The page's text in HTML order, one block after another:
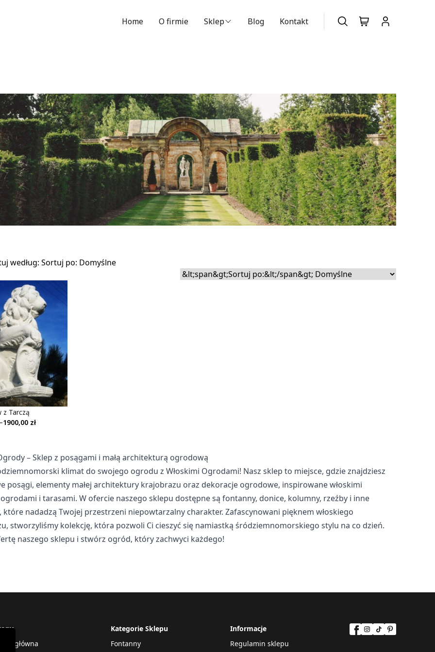
Home O firmie Sklep Blog Kontakt
teraz
według: Sortuj po: Domyślne
z Tarczą
–1900,00 zł
1290,00 zł do 1900,00 zł
– Sklep z posągami i małą architekturą ogrodową
klimat do swojego ogrodu z Włoskimi Ogrodami! Nasz sklep to miejsce, gdzie znajdziesz
posągi, elementy małej architektury krajobrazu oraz dekoracje ogrodowe, inspirowane włoskimi
i tarasami. W ofercie naszego sklepu dostępne są fontanny, donice, kolumny, rzeźby i inne
które nadadzą Twojej przestrzeni niepowtarzalny charakter. Zafascynowani pięknem włoskiego
stworzyliśmy kolekcję, która pozwoli Ci cieszyć się namiastką śródziemnomorskiego stylu na co dzień.
naszego sklepu i stwórz ogród, który zachwyci każdego!
główna
Kategorie Sklepu
Fontanny
Informacje
Regulamin sklepu
do spersonalizowania treści i reklam, aby oferować funkcje społecznościowe i analizować
o tym, jak korzystasz z naszej witryny, udostępniamy partnerom społecznościowym,
kluczowe znaczenie dla podstawowych funkcji witryny i witryna nie będzie działać w
Te pliki cookie nie przechowują żadnych danych umożliwiających identyfikację osoby.
umożliwiają stronie zapamiętanie informacji, które zmieniają wygląd lub
preferowany język lub region, w którym znajduje się użytkownik.
właścicielem stron internetowych zrozumieć, w jaki sposób różni użytkownicy
i zgłaszając anonimowe informacje.
są w celu śledzenia użytkowników na stronach internetowych. Celem jest
są istotne i interesujące dla poszczególnych użytkowników i tym samym bardziej cenne dla
strony trzeciej.
to pliki, które są w procesie klasyfikowania, wraz z dostawcami poszczególnych